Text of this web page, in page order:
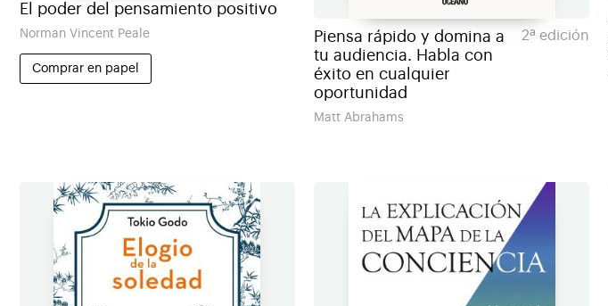
El poder del pensamiento positivo
Norman Vincent Peale
Comprar en papel
Piensa rápido y domina a
tu audiencia. Habla con
éxito en cualquier
oportunidad
2ª edición
Matt Abrahams